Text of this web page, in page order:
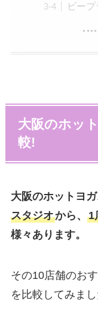
ビープ
大阪のホッ
較!
大阪のホットヨガ
スタジオから、 1
様々あります。
その10店舗のお
を比較してみまし